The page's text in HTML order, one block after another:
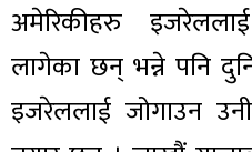
अमेरिकीहरु
लागेका छन् भन्ने पनि
इजरेललाई जोगाउन